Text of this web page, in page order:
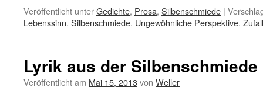
Veröffentlicht unterGedichte, Prosa, Silbenschmiede |
Lebenssinn, Silbenschmiede, Ungewöhnliche Perspektive, Zufall
Lyrik aus der Silbenschmiede
Veröffentlicht am Mai 15, 2013von Weller